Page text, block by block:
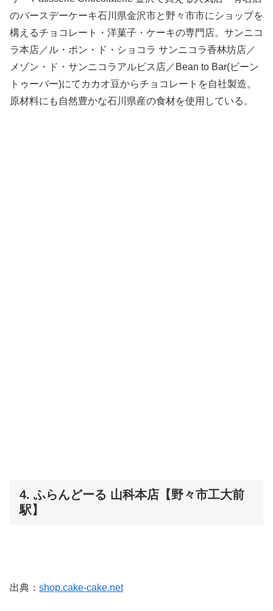
のバースデーケーキ石川県金沢市と野々市市にショップを
構えるチョコレート・洋菓子・ケーキの専門店。サンニコ
ラ本店／ル・ポン・ド・ショコラ サンニコラ香林坊店／
メゾン・ド・サンニコラアルビス店／Bean to Bar(ビーン
トゥーバー)にてカカオ豆からチョコレートを自社製造。
原材料にも自然豊かな石川県産の食材を使用している。
4. ふらんどーる 山科本店【野々市工大前
駅】
出典： shop.cake-cake.net